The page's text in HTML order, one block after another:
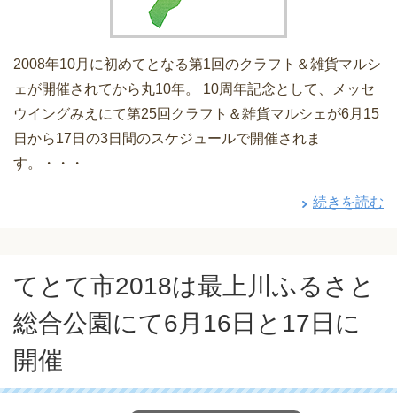
2008年10月に初めてとなる第1回のクラフト＆雑貨マルシ
ェが開催されてから丸10年。 10周年記念として、メッセ
ウイングみえにて第25回クラフト＆雑貨マルシェが6月15
日から17日の3日間のスケジュールで開催されま
す。・・・
続きを読む
てとて市2018は最上川ふるさと
総合公園にて6月16日と17日に
開催